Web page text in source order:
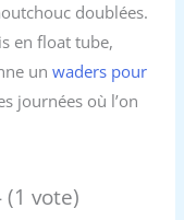
doublées.
en float tube,
unwaders pour
journées où l’on
(1 vote)